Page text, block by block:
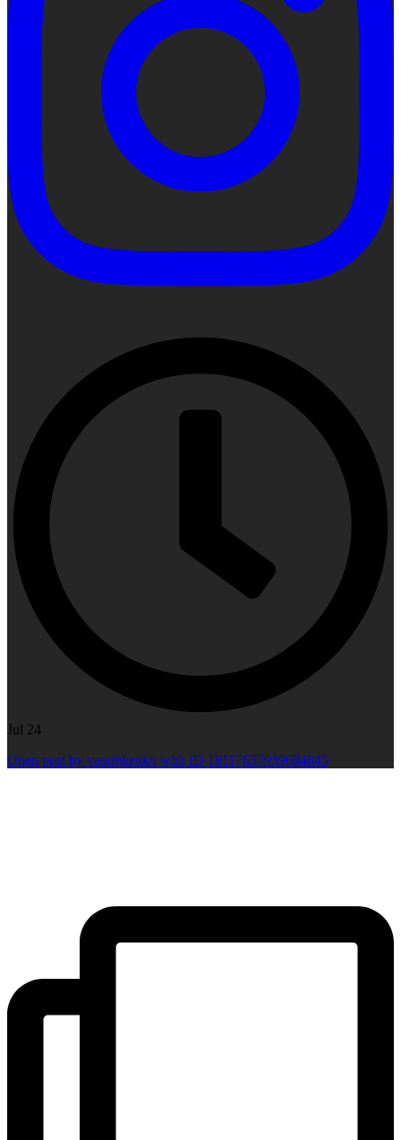
Jul 24
Open post by vandijkenko with ID 18117637939684845